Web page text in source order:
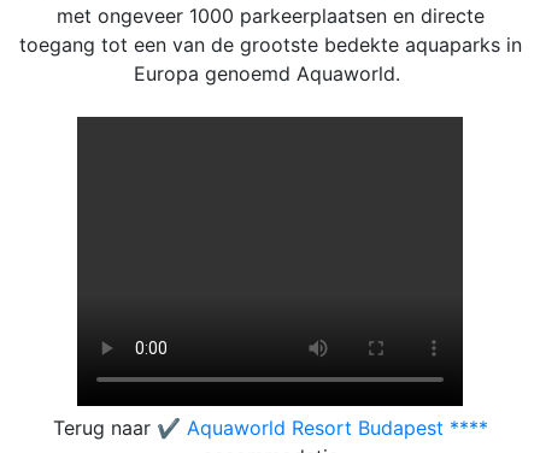
met ongeveer 1000 parkeerplaatsen en directe
toegang tot een van de grootste bedekte aquaparks in
Europa genoemd Aquaworld.
Terug naar ✔️ Aquaworld Resort Budapest ****